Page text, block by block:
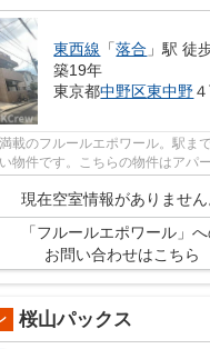
東西線 「落合 」駅 徒
築19年
東京都中野区東中野
載のフルールエポワール。駅ま
物件です。こちらの物件はアパ
現在空室情報がありません
「フルールエポワール」
お問い合わせはこちら
桜山パックス